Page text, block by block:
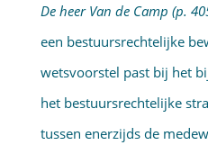
De heer Van de Camp (p.
een bestuursrechtelijke
wetsvoorstel past bij het
het bestuursrechtelijke
tussen enerzijds de